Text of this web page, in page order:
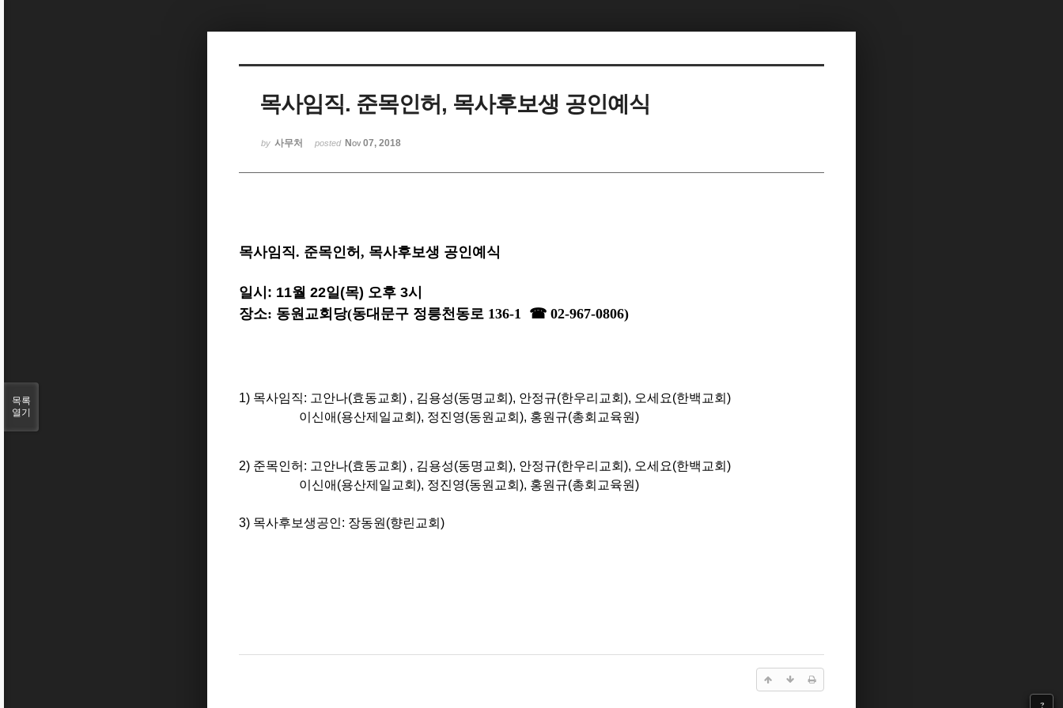
목사임직. 준목인허, 목사후보생 공인예식
by 사무처 posted Nov 07, 2018
목사임직. 준목인허, 목사후보생 공인예식
일시 : 11월 22일(목) 오후 3시
장소: 동원교회당(동대문구 정릉천동로 136-1 ☎ 02-967-0806)
1) 목사임직: 고안나(효동교회) , 김용성(동명교회), 안정규(한우리교회), 오세요(한백교회)
이신애(용산제일교회), 정진영(동원교회), 홍원규(총회교육원)
2) 준목인허: 고안나(효동교회) , 김용성(동명교회), 안정규(한우리교회), 오세요(한백교회)
이신애(용산제일교회), 정진영(동원교회), 홍원규(총회교육원)
3) 목사후보생공인: 장동원(향린교회)
목록
열기
Sketchbook5, 스케치북5
Sketchbook5, 스케치북5